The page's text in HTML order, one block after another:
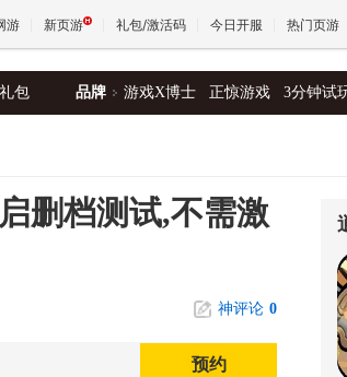
游 新页游 礼包/激活码 今日开服 热门页游
王权与
礼包 品牌 游戏X博士 正惊游戏 3分钟试
删档测试,不需激
神评论 0
预约